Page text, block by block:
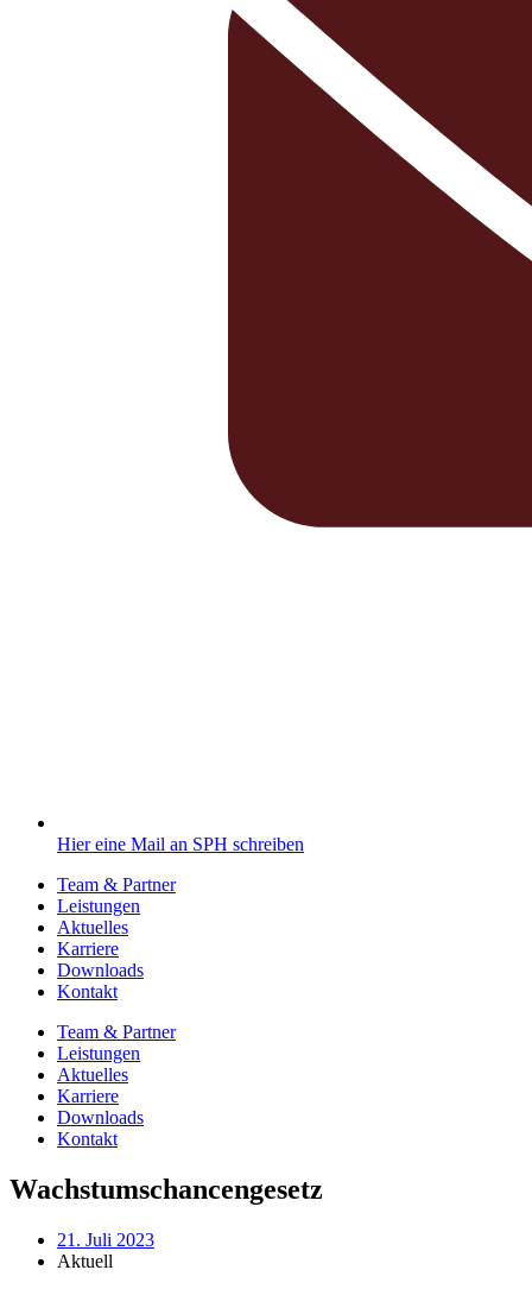
Hier eine Mail an SPH schreiben
Team & Partner
Leistungen
Aktuelles
Karriere
Downloads
Kontakt
Team & Partner
Leistungen
Aktuelles
Karriere
Downloads
Kontakt
Wachstumschancengesetz
21. Juli 2023
Aktuell